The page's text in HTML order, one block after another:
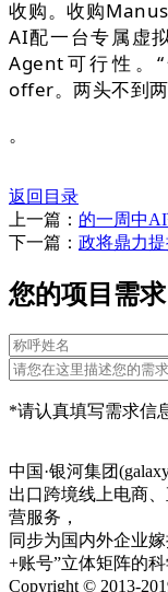
收购。收购
AI配一台专属虚
Agent可行性。
offer。两头不到
。
返回目录
上一篇： 的一周中
下一篇： 政将鼎力
您的项目需求
*请认真填写需求信
中国·银河集团
出口跨境线上电商
营服务，
同步为国内外企业
+账号”立体矩阵的
Copyright © 2013-